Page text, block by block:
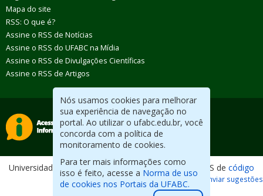
Nós usamos cookies para melhorar
sua experiência de navegação no
portal. Ao utilizar o ufabc.edu.br, você
concorda com a política de
monitoramento de cookies.
Para ter mais informações como
isso é feito, acesse a Norma de uso
de cookies nos Portais da UFABC.
Mapa do site
RSS: O que é?
Assine o RSS de Notícias
Assine o RSS do UFABC na Mídia
Assine o RSS de Divulgações Científicas
Assine o RSS de Artigos
Universidade Federal do ABC. Desenvolvido com CMS de código
aberto. Reportar erros / Enviar sugestões